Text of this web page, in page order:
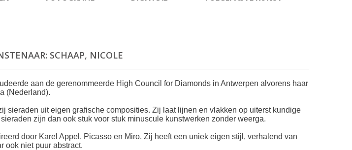
SCHAAP, NICOLE
aan de gerenommeerde High Council for Diamonds in Antwerpen alvorens haar
(Nederland).
sieraden uit eigen grafische composities. Zij laat lijnen en vlakken op uiterst kundige
zijn dan ook stuk voor stuk minuscule kunstwerken zonder weerga.
door Karel Appel, Picasso en Miro. Zij heeft een uniek eigen stijl, verhalend van
ook niet puur abstract.